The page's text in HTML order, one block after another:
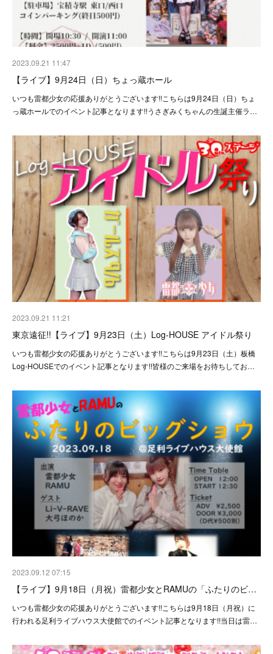
2023.09.21 11:47
【ライブ】9月24日（日）ちょっ蔵ホール
いつも雷都少女の応援ありがとうございます!!こちらは9月24日（日）ちょ
っ蔵ホールでのイベント記事となります!!うさぎみくちゃんの生誕主催ラ…
2023.09.21 11:21
東京遠征!!【ライブ】9月23日（土）Log-HOUSE アイドル祭り
いつも雷都少女の応援ありがとうございます!!こちらは9月23日（土）板橋
Log-HOUSEでのイベント記事となります!!皆様のご来場をお待ちしてお…
2023.09.12 07:15
【ライブ】9月18日（月祝）雷都少女とRAMUの「ふたりのビ…
いつも雷都少女の応援ありがとうございます!!こちらは9月18日（月祝）に
行われる足利ライブハウス大使館でのイベント記事となります!!当日は雷…